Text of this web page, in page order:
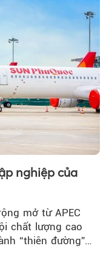
nghiệp của
mở từ APEC
chất lượng cao
“thiên đường”